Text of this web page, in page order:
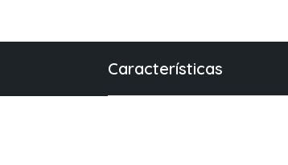
Características